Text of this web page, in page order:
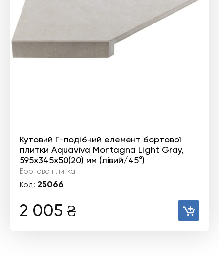
Кутовий Г-подібний елемент бортової
плитки Aquaviva Montagna Light Gray,
595x345x50(20) мм (лівий/45°)
Бортова плитка
Код: 25066
2 005 ₴